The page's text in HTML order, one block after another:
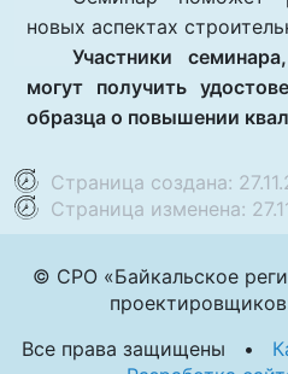
новых аспектах
Участники
могут получить
образца о повышении
Страница создана:
Страница изменена:
© СРО «Байкальское
Все права защищены •